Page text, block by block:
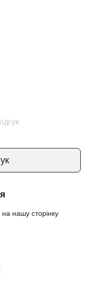
нашу сторінку